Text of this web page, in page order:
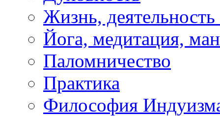
Жизнь, деятельность
Йога, медитация,
Паломничество
Практика
Философия